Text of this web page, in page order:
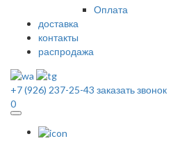
Оплата
доставка
контакты
распродажа
+7 (926) 237-25-43 заказать звонок
0